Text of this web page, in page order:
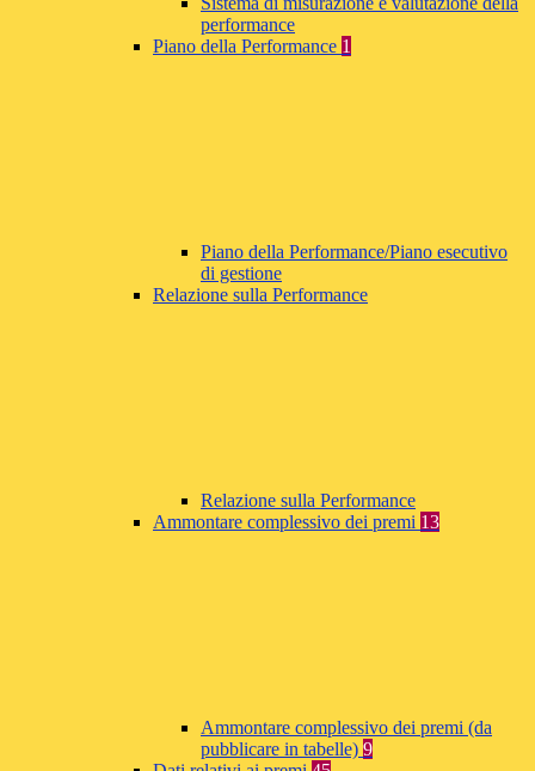
performance
Piano della Performance 1
Piano della Performance/Piano esecutivo
di gestione
Relazione sulla Performance
Relazione sulla Performance
Ammontare complessivo dei premi 13
Ammontare complessivo dei premi (da
pubblicare in tabelle) 9